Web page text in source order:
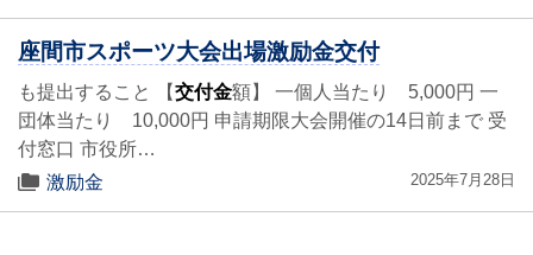
座間市スポーツ大会出場激励金交付
も提出すること 【交付金額】 一個人当たり 5,000円 一
団体当たり 10,000円 申請期限大会開催の14日前まで 受
付窓口 市役所…
激励金
2025年7月28日